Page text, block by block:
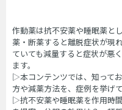
作動薬は抗不安薬や睡眠薬と
薬・断薬すると離脱症状が現
ていても減量すると症状が悪
ます。
▷本コンテンツでは、知って
方や減薬方法を、症例を挙げ
▷抗不安薬や睡眠薬を作用時